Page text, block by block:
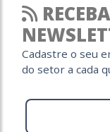
Cadastre o seu
do setor a cada